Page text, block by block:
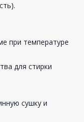
при температуре
для стирки
сушку и